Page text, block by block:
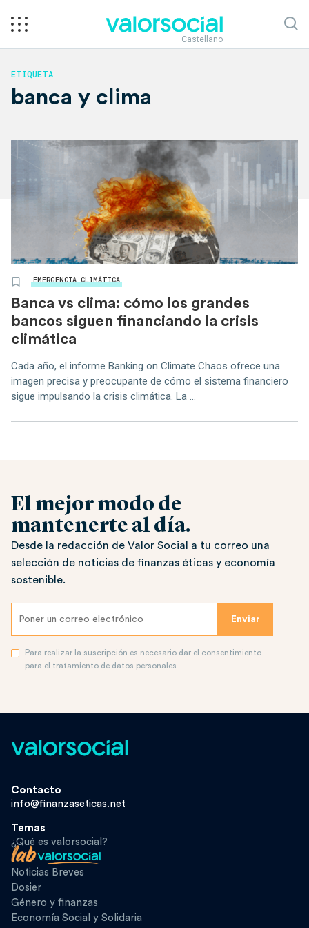
Castellano
ETIQUETA
banca y clima
EMERGENCIA CLIMÁTICA
Banca vs clima: cómo los grandes
bancos siguen financiando la crisis
climática
Cada año, el informe Banking on Climate Chaos ofrece una
imagen precisa y preocupante de cómo el sistema financiero
sigue impulsando la crisis climática. La ...
El mejor modo de
mantenerte al día.
Desde la redacción de Valor Social a tu correo una
selección de noticias de finanzas éticas y economía
sostenible.
Para realizar la suscripción es necesario dar el consentimiento
para el tratamiento de datos personales
Contacto
info@finanzaseticas.net
Temas
¿Qué es valorsocial?
Noticias Breves
Dosier
Género y finanzas
Economía Social y Solidaria